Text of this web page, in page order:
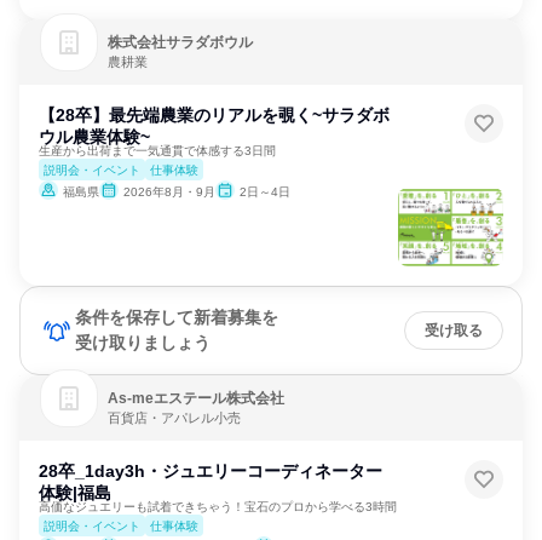
株式会社サラダボウル
農耕業
【28卒】最先端農業のリアルを覗く~サラダボ
ウル農業体験~
生産から出荷まで一気通貫で体感する3日間
説明会・イベント
仕事体験
福島県
2026年8月・9月 2日～4日
条件を保存して新着募集を
受け取りましょう
受け取る
As‐meエステール株式会社
百貨店・アパレル小売
28卒_1day3h・ジュエリーコーディネーター
体験|福島
高価なジュエリーも試着できちゃう！宝石のプロから学べる3時間
説明会・イベント
仕事体験